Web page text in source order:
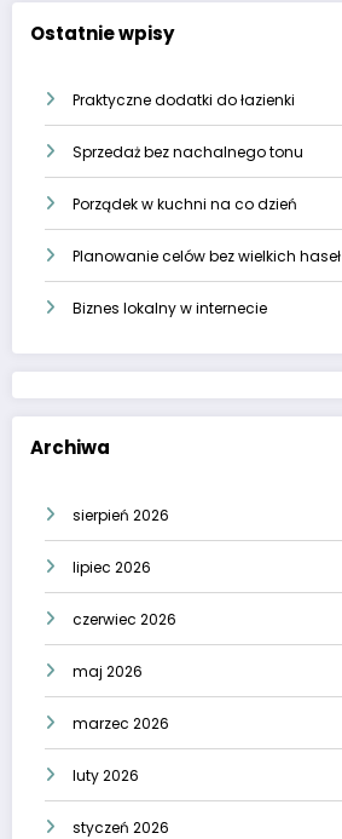
Ostatnie wpisy
Praktyczne dodatki do łazienki
Sprzedaż bez nachalnego tonu
Porządek w kuchni na co dzień
Planowanie celów bez wielkich haseł
Biznes lokalny w internecie
Archiwa
sierpień 2026
lipiec 2026
czerwiec 2026
maj 2026
marzec 2026
luty 2026
styczeń 2026